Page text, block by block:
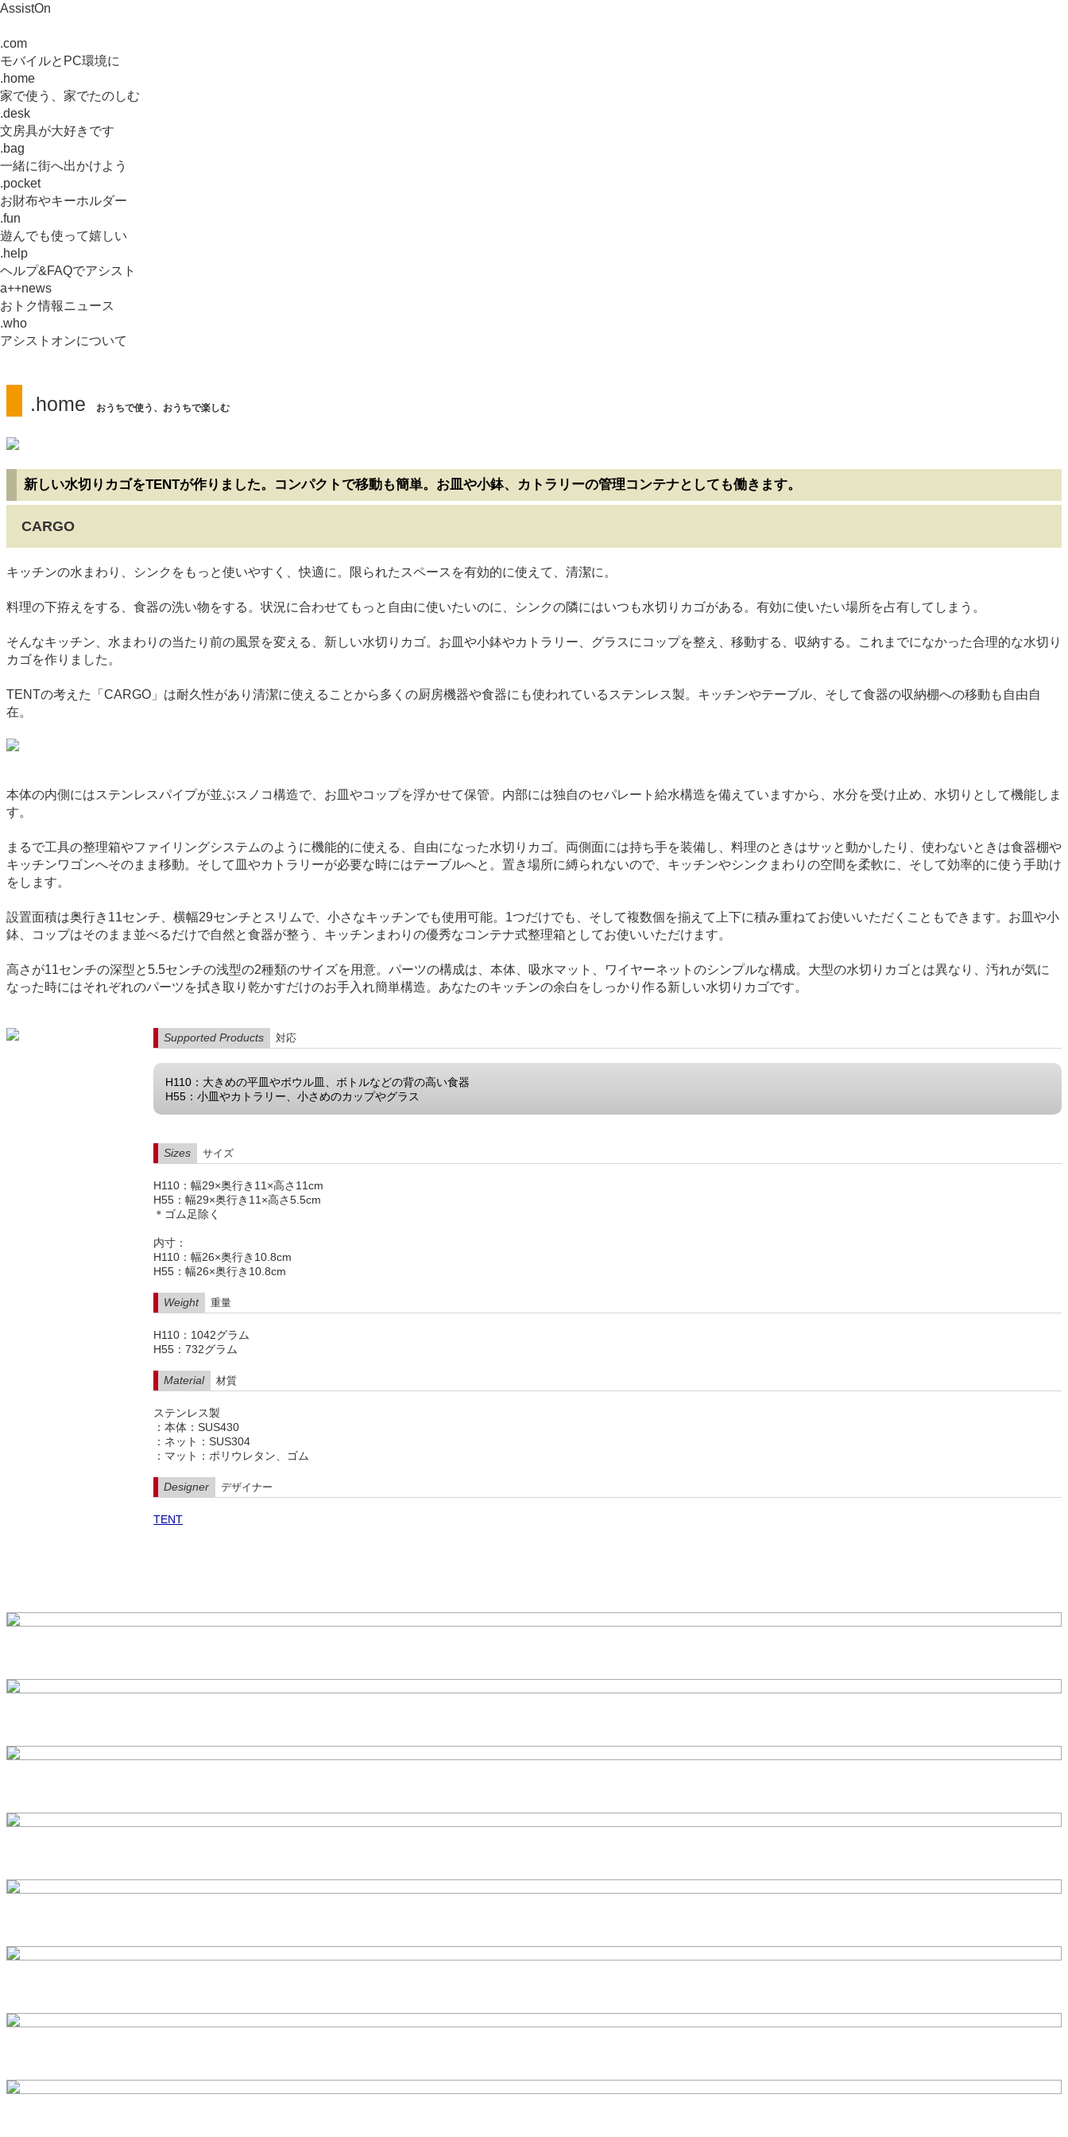
.home おうちで使う、おうちで楽しむ
新しい水切りカゴをTENTが作りました。コンパクトで移動も簡単。お皿や小鉢、カトラリーの管理コンテナとしても働きます。
CARGO
キッチンの水まわり、シンクをもっと使いやすく、快適に。限られたスペースを有効的に使えて、清潔に。
料理の下拵えをする、食器の洗い物をする。状況に合わせてもっと自由に使いたいのに、シンクの隣にはいつも水切りカゴがある。有効に使いたい場所を占有してしまう。
そんなキッチン、水まわりの当たり前の風景を変える、新しい水切りカゴ。お皿や小鉢やカトラリー、グラスにコップを整え、移動する、収納する。これまでになかった合理的な水切り
カゴを作りました。
TENTの考えた「CARGO」は耐久性があり清潔に使えることから多くの厨房機器や食器にも使われているステンレス製。キッチンやテーブル、そして食器の収納棚への移動も自由自
在。
本体の内側にはステンレスパイプが並ぶスノコ構造で、お皿やコップを浮かせて保管。内部には独自のセパレート給水構造を備えていますから、水分を受け止め、水切りとして機能しま
す。
まるで工具の整理箱やファイリングシステムのように機能的に使える、自由になった水切りカゴ。両側面には持ち手を装備し、料理のときはサッと動かしたり、使わないときは食器棚や
キッチンワゴンへそのまま移動。そして皿やカトラリーが必要な時にはテーブルへと。置き場所に縛られないので、キッチンやシンクまわりの空間を柔軟に、そして効率的に使う手助け
をします。
設置面積は奥行き11センチ、横幅29センチとスリムで、小さなキッチンでも使用可能。1つだけでも、そして複数個を揃えて上下に積み重ねてお使いいただくこともできます。お皿や小
鉢、コップはそのまま並べるだけで自然と食器が整う、キッチンまわりの優秀なコンテナ式整理箱としてお使いいただけます。
高さが11センチの深型と5.5センチの浅型の2種類のサイズを用意。パーツの構成は、本体、吸水マット、ワイヤーネットのシンプルな構成。大型の水切りカゴとは異なり、汚れが気に
なった時にはそれぞれのパーツを拭き取り乾かすだけのお手入れ簡単構造。あなたのキッチンの余白をしっかり作る新しい水切りカゴです。
Supported Products 対応
H110：大きめの平皿やボウル皿、ボトルなどの背の高い食器
H55：小皿やカトラリー、小さめのカップやグラス
Sizes サイズ
H110：幅29×奥行き11×高さ11cm
H55：幅29×奥行き11×高さ5.5cm
＊ゴム足除く
内寸：
H110：幅26×奥行き10.8cm
H55：幅26×奥行き10.8cm
Weight 重量
H110：1042グラム
H55：732グラム
Material 材質
ステンレス製
：本体：SUS430
：ネット：SUS304
：マット：ポリウレタン、ゴム
Designer デザイナー
TENT
AssistOn
.com
モバイルとPC環境に
.home
家で使う、家でたのしむ
.desk
文房具が大好きです
.bag
一緒に街へ出かけよう
.pocket
お財布やキーホルダー
.fun
遊んでも使って嬉しい
.help
ヘルプ&FAQでアシスト
a++news
おトク情報ニュース
.who
アシストオンについて